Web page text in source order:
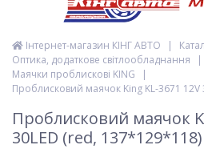
Інтернет-магазин КІНГ АВТО |
Оптика, додаткове світлообладнання
|
Маячки проблискові KING
|
Проблисковий маячок King KL-3671
Проблисковий маячок
30LED (red, 137*129*118)